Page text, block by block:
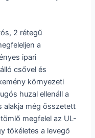
2 rétegű
a
ipari
csővel és
környezeti
huzal ellenáll a
alakja még összetett
megfelel az UL-
tökéletes a levegő